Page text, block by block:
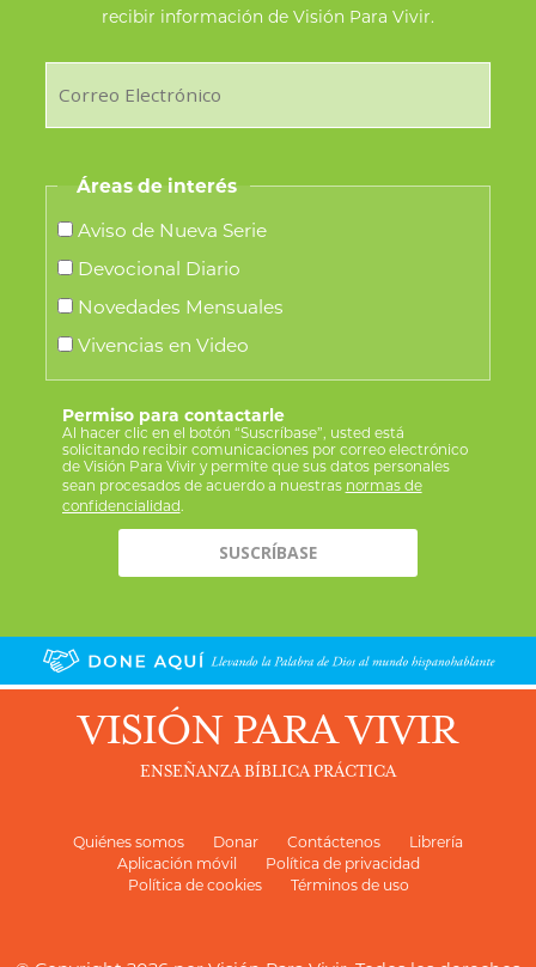
recibir información de Visión Para Vivir.
Áreas de interés
Aviso de Nueva Serie
Devocional Diario
Novedades Mensuales
Vivencias en Video
Permiso para contactarle
Al hacer clic en el botón “Suscríbase”, usted está
solicitando recibir comunicaciones por correo electrónico
de Visión Para Vivir y permite que sus datos personales
sean procesados de acuerdo a nuestras normas de
confidencialidad.
VISIÓN PARA VIVIR
ENSEÑANZA BÍBLICA PRÁCTICA
Quiénes somos Donar Contáctenos
Librería
Aplicación móvil
Política de privacidad
Política de cookies
Términos de uso